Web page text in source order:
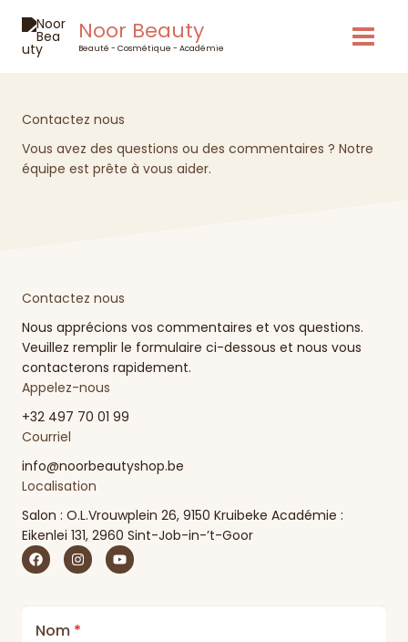
content
Noor Beauty
Beauté - Cosmétique - Académie
Contactez nous
Vous avez des questions ou des commentaires ? Notre
équipe est prête à vous aider.
Contactez nous
Nous apprécions vos commentaires et vos questions.
Veuillez remplir le formulaire ci-dessous et nous vous
contacterons rapidement.
Appelez-nous
+32 497 70 01 99
Courriel
info@noorbeautyshop.be
Localisation
Salon : O.L.Vrouwplein 26, 9150 Kruibeke Académie :
Eikenlei 131, 2960 Sint-Job-in-’t-Goor
Nom *